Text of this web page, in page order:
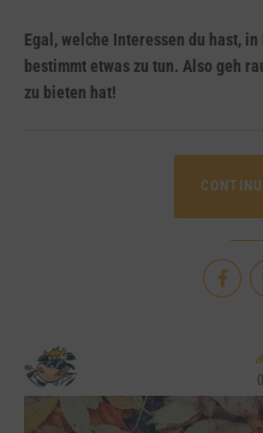
Egal, welche Interessen du hast,
bestimmt etwas zu tun. Also geh
zu bieten hat!